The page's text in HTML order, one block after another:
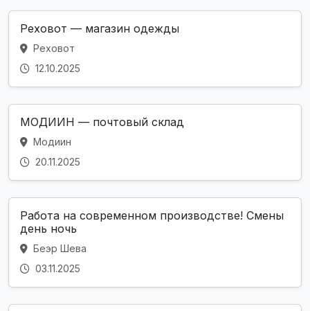
Реховот — магазин одежды
Реховот
12.10.2025
МОДИИН — почтовый склад
Модиин
20.11.2025
Работа на современном производстве! Смены
день ночь
Беэр Шева
03.11.2025